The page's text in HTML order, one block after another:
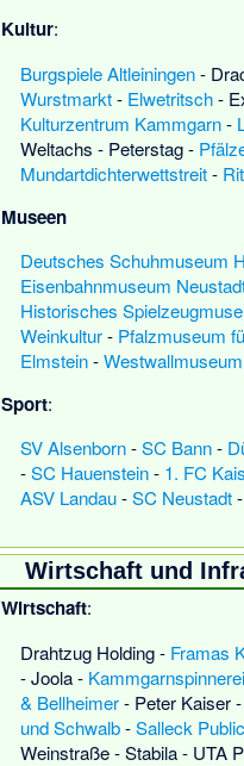
Kultur:
Burgspiele Altleiningen-
Wurstmarkt- Elwetritsch-
Kulturzentrum Kammgarn-
Weltachs - Peterstag-
Mundartdichterwettstreit-
Museen
Deutsches Schuhmuseum
Eisenbahnmuseum
Historisches
Weinkultur- Pfalzmuseum
Elmstein-
Sport:
SV Alsenborn-SC Bann-
-SC Hauenstein- 1. FC
ASV Landau-SC Neustadt-
Wirtschaft und
Wirtschaft:
Drahtzug Holding- Framas
-Joola- Kammgarnspinnerei
& Bellheimer- Peter Kaiser-
und Schwalb-Salleck
Weinstraße-Stabila- UTA